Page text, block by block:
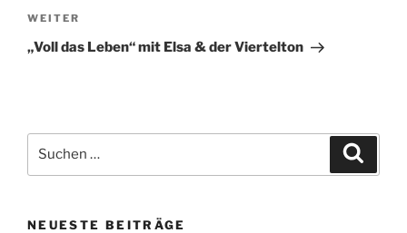
Nächster
Beitrag
WEITER
„Voll das Leben“ mit Elsa & der Viertelton
nach:
NEUESTE BEITRÄGE